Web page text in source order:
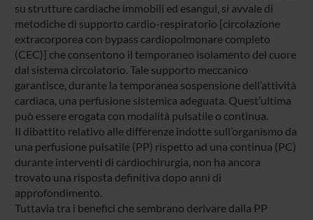
su strutture cardiache immobili ed esangui, si avvale di
metodiche di supporto cardio-respiratorio [circolazione
extracorporea con bypass cardiopolmonare completo
(CEC)] che consentono il temporaneo isolamento del cuore
dal sistema circolatorio. Tale supporto meccanico
garantisce, durante la temporanea sospensione dell’attività
cardiaca, una perfusione sistemica adeguata. Quest’ultima
può essere erogata con modalità pulsatile o continua.
Il dibattito relativo alle differenze indotte sull’organismo da
una perfusione pulsatile (PP) rispetto ad una continua (PC)
durante interventi di cardiochirurgia, non ha ancora
trovato una risposta definitiva dopo anni di
approfondimento.
Tuttavia tra i benefici che sembrano derivare dalla PP